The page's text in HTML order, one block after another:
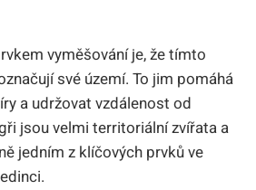
vyměšování je, že tímto
své území. To jim pomáhá
a udržovat vzdálenost od
jsou velmi territoriální zvířata a
jedním z klíčových prvků ve